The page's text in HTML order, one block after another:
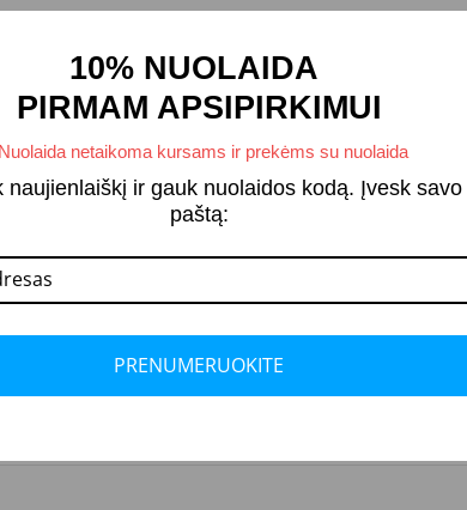
10% NUOLAIDA
PIRMAM APSIPIRKIMUI
netaikoma kursams ir prekėms su nuolaida
naujienlaiškį ir gauk nuolaidos kodą. Įvesk savo
paštą:
PRENUMERUOKITE